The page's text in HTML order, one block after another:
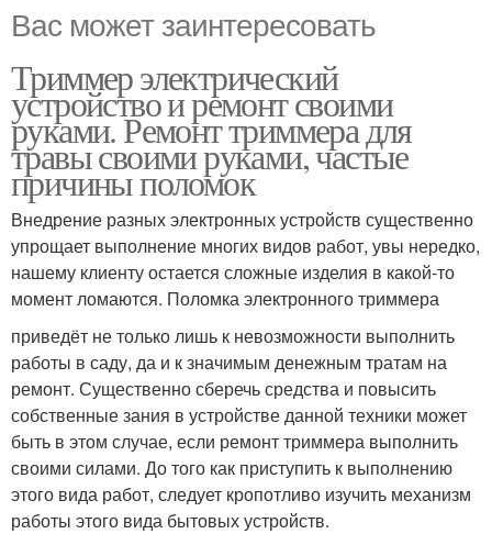
Вас может заинтересовать
Триммер электрический
устройство и ремонт своими
руками. Ремонт триммера для
травы своими руками, частые
причины поломок
Внедрение разных электронных устройств существенно
упрощает выполнение многих видов работ, увы нередко,
нашему клиенту остается сложные изделия в какой-то
момент ломаются. Поломка электронного триммера
приведёт не только лишь к невозможности выполнить
работы в саду, да и к значимым денежным тратам на
ремонт. Существенно сберечь средства и повысить
собственные зания в устройстве данной техники может
быть в этом случае, если ремонт триммера выполнить
своими силами. До того как приступить к выполнению
этого вида работ, следует кропотливо изучить механизм
работы этого вида бытовых устройств.